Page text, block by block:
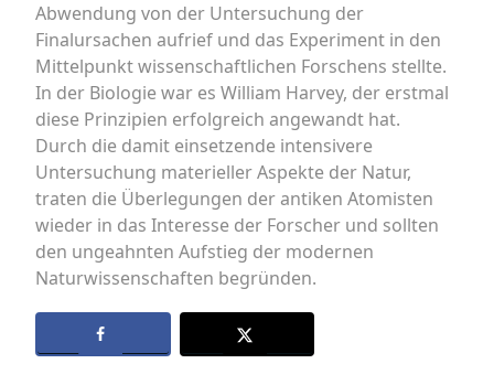
Abwendung von der Untersuchung der
Finalursachen aufrief und das Experiment in den
Mittelpunkt wissenschaftlichen Forschens stellte.
In der Biologie war es William Harvey, der erstmal
diese Prinzipien erfolgreich angewandt hat.
Durch die damit einsetzende intensivere
Untersuchung materieller Aspekte der Natur,
traten die Überlegungen der antiken Atomisten
wieder in das Interesse der Forscher und sollten
den ungeahnten Aufstieg der modernen
Naturwissenschaften begründen.